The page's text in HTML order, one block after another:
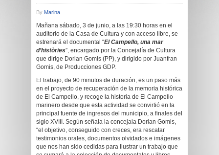
By Marina
Mañana sábado, 3 de junio, a las 19:30 horas en el
auditorio de la Casa de Cultura y con acceso libre, se
estrenará el documental “El Campello, una mar
d’històries”, encargado por la Concejalía de Cultura
que dirige Dorian Gomis (PP), y dirigido por Juanfran
Gomis, de Producciones GDP.
El trabajo, de 90 minutos de duración, es un paso más
en el proyecto de recuperación de la memoria histórica
de El Campello, y recoge la historia de El Campello
marinero desde que esta actividad se convirtió en la
principal fuente de ingresos del municipio, a finales del
siglo XVIII. Según señala la concejala Dorian Gomis,
“el objetivo, conseguido con creces, era rescatar
testimonios orales, documentos olvidados e imágenes
que nos han sido cedidas para ilustrar un trabajo que